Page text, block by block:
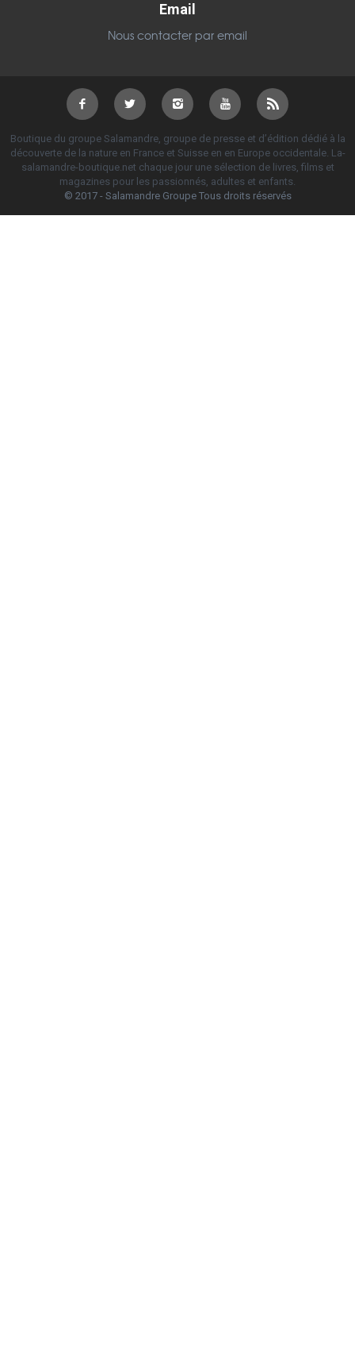
Email
Nous contacter par email
Boutique du groupe Salamandre, groupe de presse et d’édition dédié à la
découverte de la nature en France et Suisse en en Europe occidentale. La-
salamandre-boutique.net chaque jour une sélection de livres, films et
magazines pour les passionnés, adultes et enfants.
© 2017 - Salamandre Groupe Tous droits réservés